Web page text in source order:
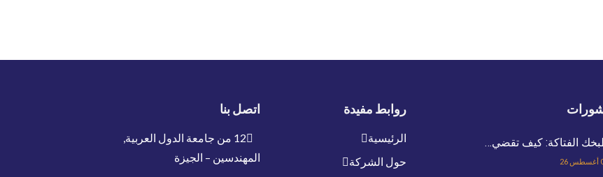
الفتاكة: كيف تقضي…
روابط مفيدة
الرئيسية
حول الشركة
اتصل بنا
12 من جامعة الدول العربية,
المهندسين – الجيزة